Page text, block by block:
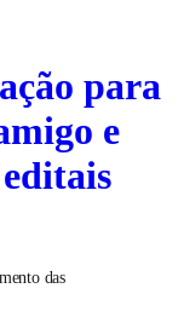
para
e
das